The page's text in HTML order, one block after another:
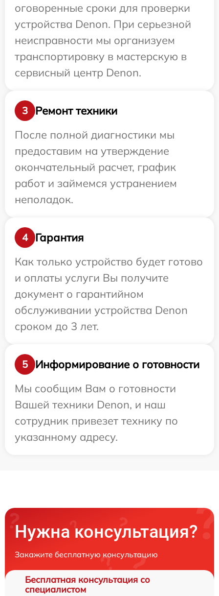
оговоренные сроки для проверки
устройства Denon. При серьезной
неисправности мы организуем
транспортировку в мастерскую в
сервисный центр Denon.
3
Ремонт техники
После полной диагностики мы
предоставим на утверждение
окончательный расчет, график
работ и займемся устранением
неполадок.
4
Гарантия
Как только устройство будет готово
и оплаты услуги Вы получите
документ о гарантийном
обслуживании устройства Denon
сроком до 3 лет.
5
Информирование о готовности
Мы сообщим Вам о готовности
Вашей техники Denon, и наш
сотрудник привезет технику по
указанному адресу.
Нужна консультация?
Закажите бесплатную консультацию
Бесплатная консультация со
специалистом